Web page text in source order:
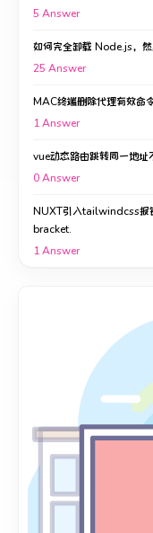
5 Answer
如何完全卸载 Node.js，
25 Answer
MAC终端删除代理有效命
1Answer
vue动态路由跳转同一地址
0Answer
NUXT引入tailwindcss报
bracket.
1Answer